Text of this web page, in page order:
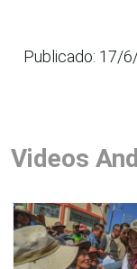
Publicado: 17/
Videos